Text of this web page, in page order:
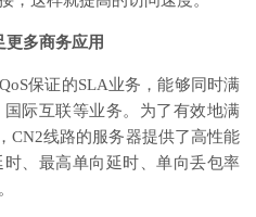
更多商务应用
保证的SLA业务，能够同时满
际互联等业务。为了有效地满
CN2线路的服务器提供了高性能
、最高单向延时、单向丢包率